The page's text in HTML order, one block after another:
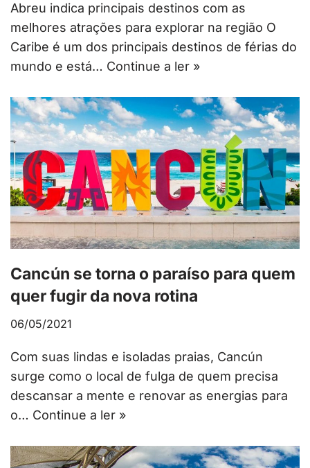
Abreu indica principais destinos com as
melhores atrações para explorar na região O
Caribe é um dos principais destinos de férias do
mundo e está… Continue a ler »
Cancún se torna o paraíso para quem
quer fugir da nova rotina
06/05/2021
Com suas lindas e isoladas praias, Cancún
surge como o local de fulga de quem precisa
descansar a mente e renovar as energias para
o… Continue a ler »